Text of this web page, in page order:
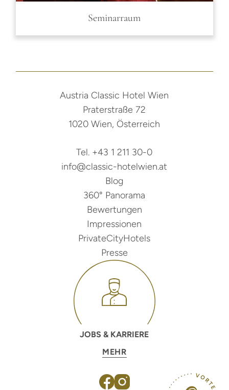
Seminarraum
Austria Classic Hotel Wien
Praterstraße 72
1020 Wien, Österreich
Tel. +43 1 211 30-0
info@classic-hotelwien.at
Blog
360° Panorama
Bewertungen
Impressionen
PrivateCityHotels
Presse
JOBS & KARRIERE
MEHR